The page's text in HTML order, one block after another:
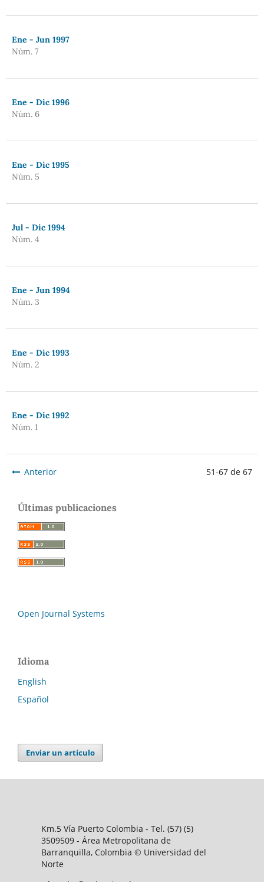
Ene - Jun 1997
Núm. 7
Ene - Dic 1996
Núm. 6
Ene - Dic 1995
Núm. 5
Jul - Dic 1994
Núm. 4
Ene - Jun 1994
Núm. 3
Ene - Dic 1993
Núm. 2
Ene - Dic 1992
Núm. 1
Anterior 51-67 de 67
Últimas publicaciones
Open Journal Systems
Idioma
English
Español
Enviar un artículo
Km.5 Vía Puerto Colombia - Tel. (57) (5)
3509509 - Área Metropolitana de
Barranquilla, Colombia © Universidad del
Norte